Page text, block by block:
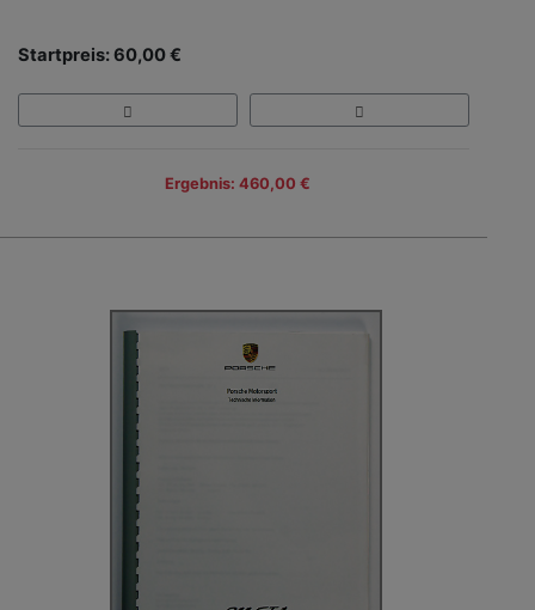
Startpreis: 60,00 €
Ergebnis: 460,00 €